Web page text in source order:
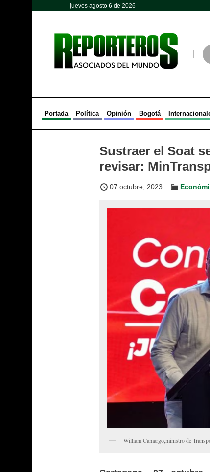
jueves agosto 6 de 2026
Portada Política Opinión Bogotá
Sustraer el Soat
revisar:
07 octubre, 2023
William Camargo,ministro de
Opinión Política